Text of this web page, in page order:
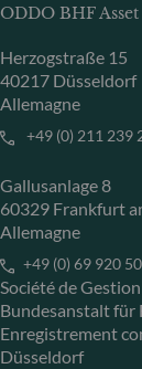
ODDO BHF
Herzogstraße 15
40217 Düsseldorf
Allemagne
+49 (0) 211 239
Gallusanlage 8
60329 Frankfurt
Allemagne
+49 (0) 69 920
Société de
Bundesanstalt für
Enregistrement
Düsseldorf